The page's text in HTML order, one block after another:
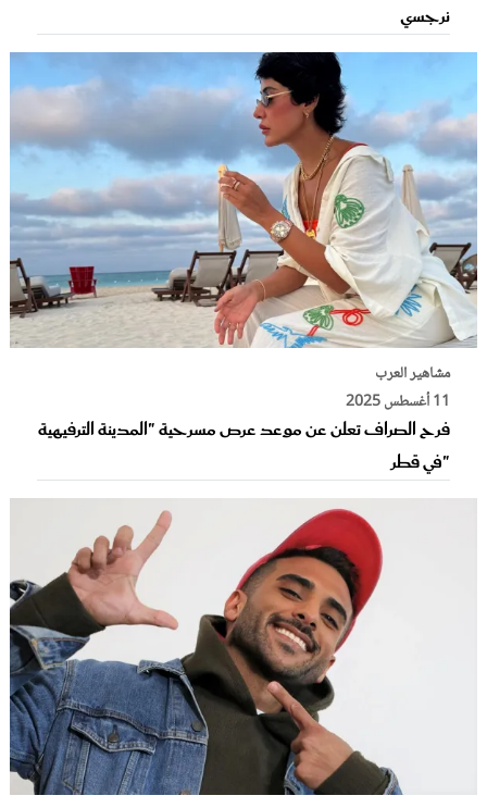
نرجسي
مشاهير العرب
11 أغسطس 2025
فرح الصراف تعلن عن موعد عرص مسرحية "المدينة الترفيهية
"في قطر